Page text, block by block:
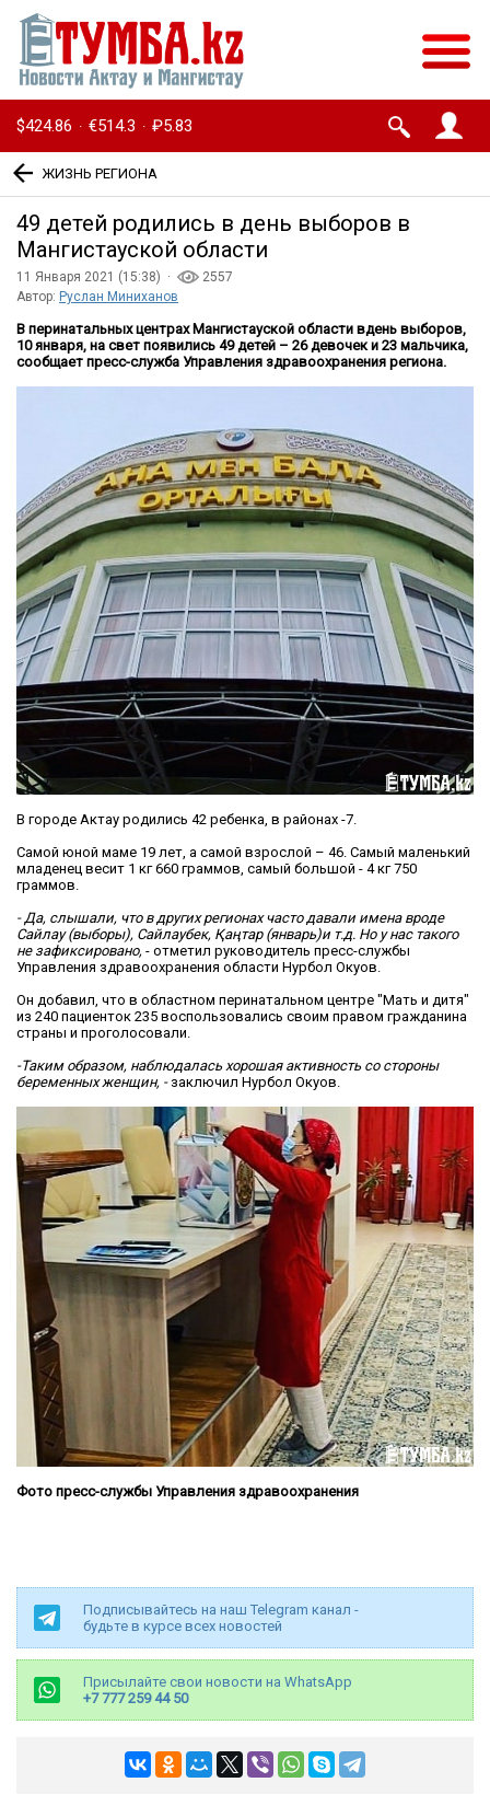
$424.86 · €514.3 · ₽5.83
ЖИЗНЬ РЕГИОНА
49 детей родились в день выборов в
Мангистауской области
11 Января 2021 (15:38) ·
2557
Автор: Руслан Миниханов
В перинатальных центрах Мангистауской области вдень выборов,
10 января, на свет появились 49 детей – 26 девочек и 23 мальчика,
сообщает пресс-служба Управления здравоохранения региона.
В городе Актау родились 42 ребенка, в районах -7.
Самой юной маме 19 лет, а самой взрослой – 46. Самый маленький
младенец весит 1 кг 660 граммов, самый большой - 4 кг 750
граммов.
- Да, слышали, что в других регионах часто давали имена вроде
Сайлау (выборы), Сайлаубек, Қаңтар (январь)и т.д. Но у нас такого
не зафиксировано, - отметил руководитель пресс-службы
Управления здравоохранения области Нурбол Окуов.
Он добавил, что в областном перинатальном центре "Мать и дитя"
из 240 пациенток 235 воспользовались своим правом гражданина
страны и проголосовали.
-Таким образом, наблюдалась хорошая активность со стороны
беременных женщин, -заключил Нурбол Окуов.
Фото пресс-службы Управления здравоохранения
Подписывайтесь на наш Telegram канал -
будьте в курсе всех новостей
Присылайте свои новости на WhatsApp
+7 777 259 44 50